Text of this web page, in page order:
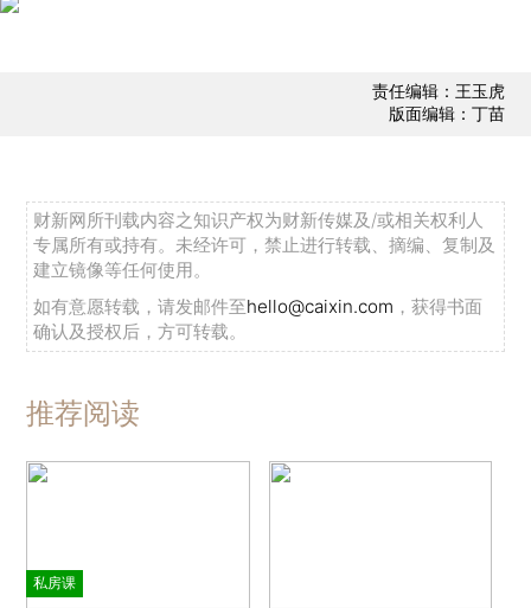
责任编辑：王玉虎
版面编辑：丁苗
财新网所刊载内容之知识产权为财新传媒及/或相关权利人
专属所有或持有。未经许可，禁止进行转载、摘编、复制及
建立镜像等任何使用。
如有意愿转载，请发邮件至hello@caixin.com ，获得书面
确认及授权后，方可转载。
推荐阅读
私房课